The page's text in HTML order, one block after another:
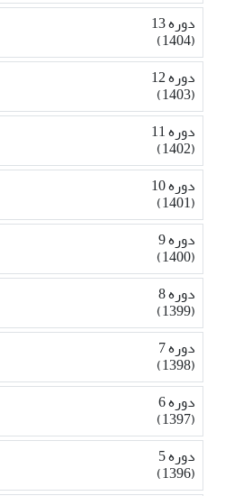
دوره 13
(1404)
دوره 12
(1403)
دوره 11
(1402)
دوره 10
(1401)
دوره 9
(1400)
دوره 8
(1399)
دوره 7
(1398)
دوره 6
(1397)
دوره 5
(1396)